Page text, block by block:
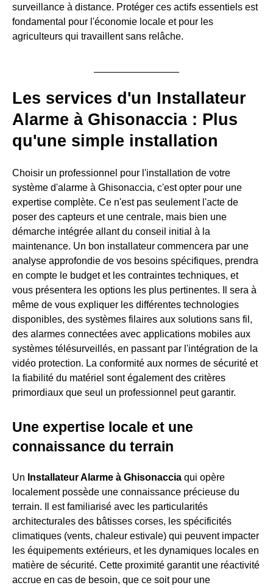
surveillance à distance. Protéger ces actifs essentiels est
fondamental pour l'économie locale et pour les
agriculteurs qui travaillent sans relâche.
Les services d'un Installateur
Alarme à Ghisonaccia : Plus
qu'une simple installation
Choisir un professionnel pour l'installation de votre
système d'alarme à Ghisonaccia, c'est opter pour une
expertise complète. Ce n'est pas seulement l'acte de
poser des capteurs et une centrale, mais bien une
démarche intégrée allant du conseil initial à la
maintenance. Un bon installateur commencera par une
analyse approfondie de vos besoins spécifiques, prendra
en compte le budget et les contraintes techniques, et
vous présentera les options les plus pertinentes. Il sera à
même de vous expliquer les différentes technologies
disponibles, des systèmes filaires aux solutions sans fil,
des alarmes connectées avec applications mobiles aux
systèmes télésurveillés, en passant par l'intégration de la
vidéo protection. La conformité aux normes de sécurité et
la fiabilité du matériel sont également des critères
primordiaux que seul un professionnel peut garantir.
Une expertise locale et une
connaissance du terrain
Un Installateur Alarme à Ghisonaccia qui opère
localement possède une connaissance précieuse du
terrain. Il est familiarisé avec les particularités
architecturales des bâtisses corses, les spécificités
climatiques (vents, chaleur estivale) qui peuvent impacter
les équipements extérieurs, et les dynamiques locales en
matière de sécurité. Cette proximité garantit une réactivité
accrue en cas de besoin, que ce soit pour une